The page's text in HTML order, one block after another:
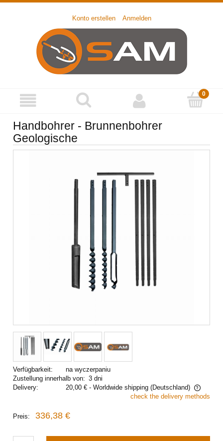
Konto erstellen Anmelden
Handbohrer - Brunnenbohrer
Geologische
Verfügbarkeit:
na wyczerpaniu
Zustellung innerhalb von: 3 dni
Delivery:
20,00 € - Worldwide shipping (Deutschland)
The price does not include any possible payment costs
check the delivery methods
Preis: 336,38 €